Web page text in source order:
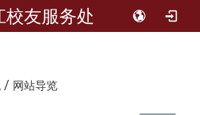
校友服务处
/ 网站导览